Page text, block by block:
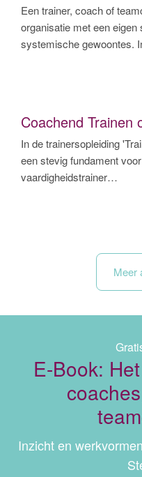
Een trainer, coach of
organisatie met een
systemische gewoontes.
Coachend Trainen
In de trainersopleiding
een stevig fundament
vaardigheidstrainer…
Meer
E-Book:
Inzicht en